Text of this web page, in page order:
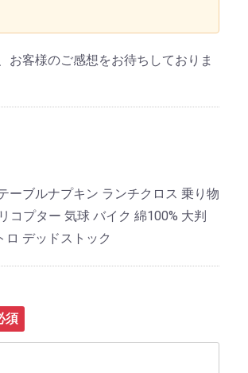
お客様のご感想をお待ちしておりま
ーブルナプキン ランチクロス 乗り物
コプター 気球 バイク 綿100% 大判
ロ デッドストック
須